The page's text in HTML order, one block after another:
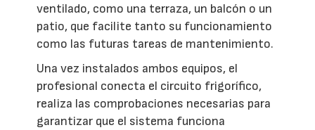
ventilado, como una terraza, un balcón o un
patio, que facilite tanto su funcionamiento
como las futuras tareas de mantenimiento.
Una vez instalados ambos equipos, el
profesional conecta el circuito frigorífico,
realiza las comprobaciones necesarias para
garantizar que el sistema funciona